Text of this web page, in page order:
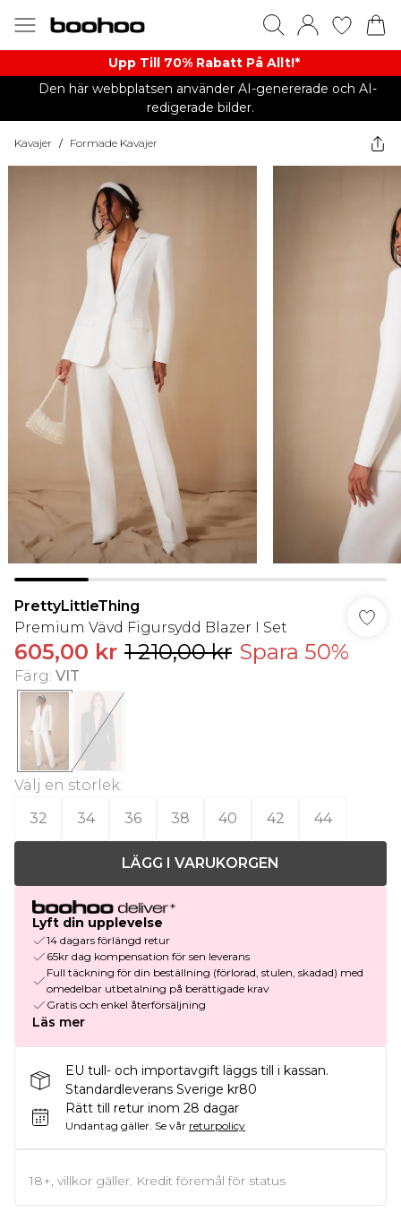
Upp Till 70% Rabatt På Allt!*
Den här webbplatsen använder AI-genererade och AI-
redigerade bilder.
Kavajer / Formade Kavajer
PrettyLittleThing
Premium Vävd Figursydd Blazer I Set
605,00 kr 1 210,00 kr Spara 50%
Färg: VIT
Välj en storlek:
32
34 36 38 40 42 44
LÄGG I VARUKORGEN
Lyft din upplevelse
14 dagars förlängd retur
65kr dag kompensation för sen leverans
Full täckning för din beställning (förlorad, stulen, skadad) med
omedelbar utbetalning på berättigade krav
Gratis och enkel återförsäljning
Läs mer
EU tull- och importavgift läggs till i kassan.
Standardleverans Sverige kr80
Rätt till retur inom 28 dagar
Undantag gäller. Se vår returpolicy
18+, villkor gäller. Kredit föremål för status